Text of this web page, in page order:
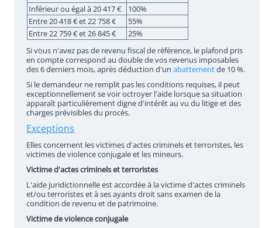
Inférieur ou égal à 20 417 €
100%
Entre 20 418 € et 22 758 €
55%
Entre 22 759 € et 26 845 €
25%
Si vous n'avez pas de revenu fiscal de référence, le plafond pris
en compte correspond au double de vos revenus imposables
des 6 derniers mois, après déduction d'unabattementde 10 %.
Si le demandeur ne remplit pas les conditions requises, il peut
exceptionnellement se voir octroyer l'aide lorsque sa situation
apparaît particulièrement digne d'intérêt au vu du litige et des
charges prévisibles du procès.
Exceptions
Elles concernent les victimes d'actes criminels et terroristes, les
victimes de violence conjugale et les mineurs.
Victime d'actes criminels et terroristes
L'aide juridictionnelle est accordée à la victime d'actes criminels
et/ou terroristes et à ses ayants droit sans examen de la
condition de revenu et de patrimoine.
Victime de violence conjugale